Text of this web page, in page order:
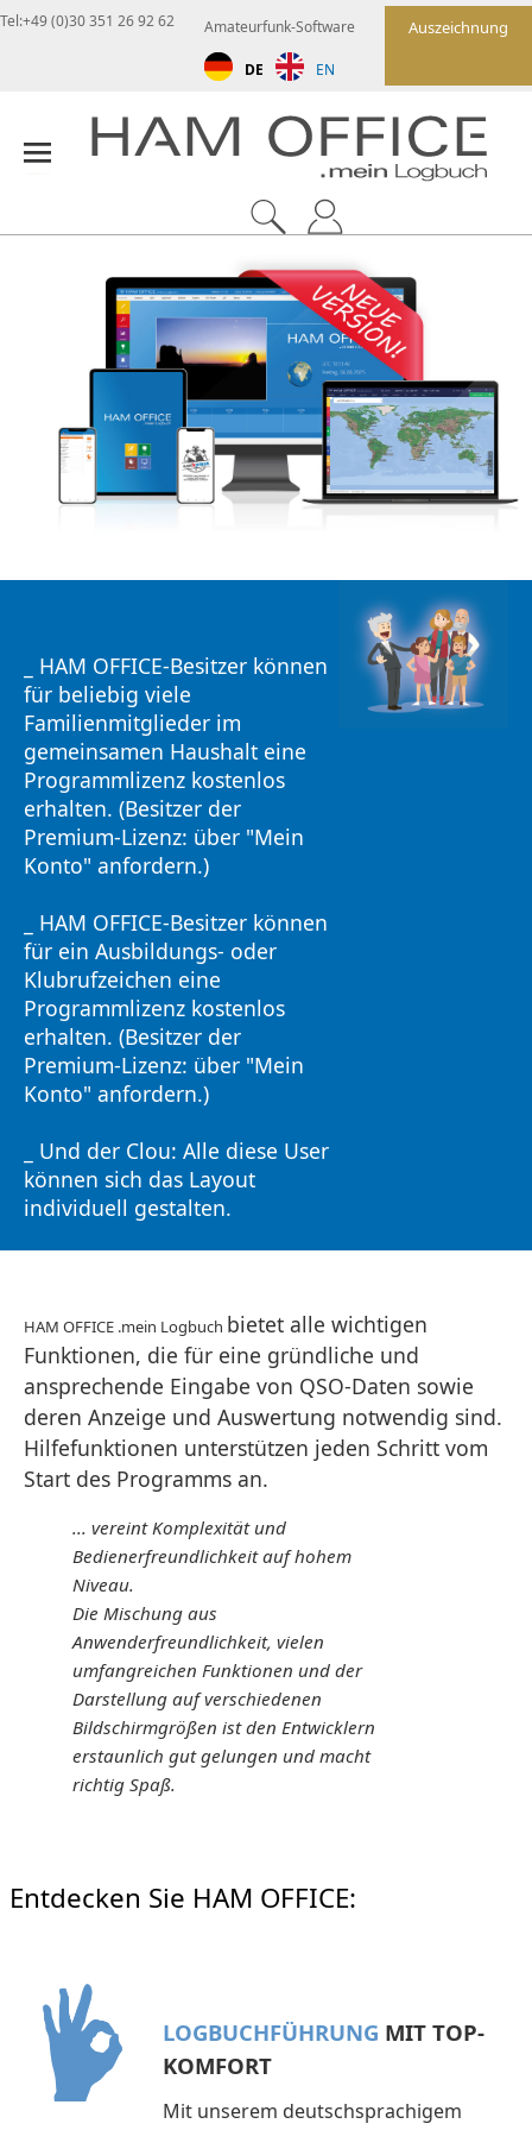
Auszeichnung
Amateurfunk-Software
DE EN
Tel:+49 (0)30 351 26 92 62
_ HAM OFFICE-Besitzer können
für beliebig viele
Familienmitglieder im
gemeinsamen Haushalt eine
Programmlizenz kostenlos
erhalten. (Besitzer der
Premium-Lizenz: über "Mein
Konto" anfordern.)
_ HAM OFFICE-Besitzer können
für ein Ausbildungs- oder
Klubrufzeichen eine
Programmlizenz kostenlos
erhalten. (Besitzer der
Premium-Lizenz: über "Mein
Konto" anfordern.)
_ Und der Clou: Alle diese User
können sich das Layout
individuell gestalten.
HAM OFFICE .mein Logbuch bietet alle wichtigen
Funktionen, die für eine gründliche und
ansprechende Eingabe von QSO-Daten sowie
deren Anzeige und Auswertung notwendig sind.
Hilfefunktionen unterstützen jeden Schritt vom
Start des Programms an.
... vereint Komplexität und
Bedienerfreundlichkeit auf hohem
Niveau.
Die Mischung aus
Anwenderfreundlichkeit, vielen
umfangreichen Funktionen und der
Darstellung auf verschiedenen
Bildschirmgrößen ist den Entwicklern
erstaunlich gut gelungen und macht
richtig Spaß.
Entdecken Sie HAM OFFICE:
LOGBUCHFÜHRUNG MIT TOP-
KOMFORT
Mit unserem deutschsprachigem